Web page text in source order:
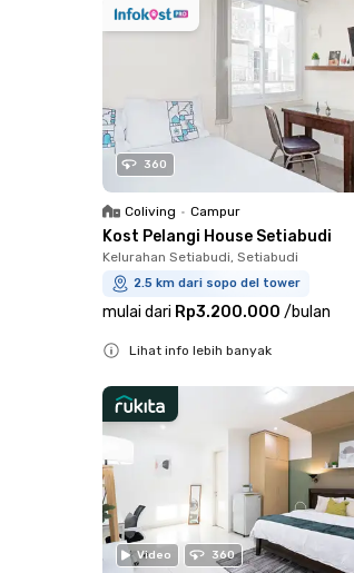
360
Coliving • Campur
Kost Pelangi House Setiabudi
Kelurahan Setiabudi, Setiabudi
2.5 km dari sopo del tower
mulai dari Rp3.200.000 /bulan
Lihat info lebih banyak
Video 360